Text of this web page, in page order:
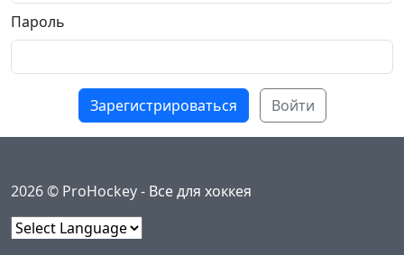
Пароль
Зарегистрироваться Войти
2026 © ProHockey - Все для хоккея